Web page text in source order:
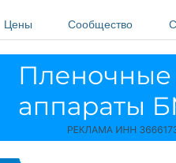
Цены Сообщество